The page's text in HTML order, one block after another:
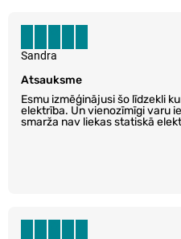
Atsauksme
Esmu izmēģinājusi šo līdzekli
elektrība. Un vienozīmīgi varu
smarža nav liekas statiskā
Sandra